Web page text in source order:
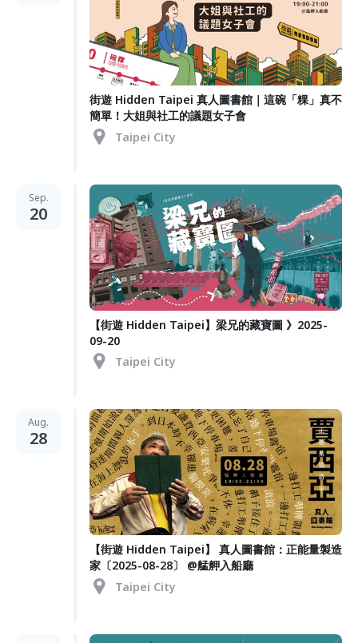
街遊 Hidden Taipei 真人圖書館｜這碗「粿」真不
簡單！大姐與社工的議題女子會
Taipei City
Sep.
20
【街遊 Hidden Taipei】梁兄的藏寶圖 》2025-
09-20
Taipei City
Aug.
28
【街遊 Hidden Taipei】 真人圖書館：正能量製造
家〔2025-08-28〕 @艋舺入船廳
Taipei City